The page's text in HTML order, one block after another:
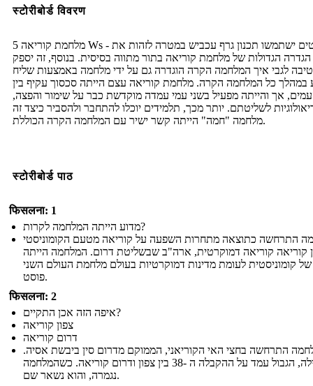
स्टोरीबोर्ड विवरण
מלחמת קוריאה 5 Ws - סטודנטים ישתמשו תכנון גרף עכביש במטרה לזהות את
הגדרה הגדולות של מלחמת קוריאה בתור מתווה בסיסית. בנוסף, זה יספק
לגבי איך המלחמה הקרה הוגדרה גם על ידי מלחמה באמצעות שליח
במהלך כל המלחמה הקרה. מלחמת קוריאה עצם הייתה סכסוך עקיף בין
אך והייתה מפעיל בשני עמי עמדה מוקדשת כבר על שימור והפצה,
לשליטתם. יותר מכך, תלמידים יוכלו להתחבר ולהסביר כיצד זה
מלחמה "חמה" הייתה קשר ישיר עם המלחמה הקרה הכוללת.
स्टोरीबोर्ड पाठ
फिसलना: 1
מדוע הייתה המלחמה לקרות?
התרחשה כתוצאה מתחרות השפעה על קוריאה מטעם הקומוניסטי
קוריאה קוריאה דמוקרטית, ארה"ב שבשליטת דרום. המלחמה הייתה
קומוניסטית לעומת מדינות דמוקרטיות בעולם מלחמת העולם השני
פוסט.
फिसलना: 2
איפה הזה אכן התקיים?
צפון קוריאה
דרום קוריאה
התרחשה בחצי האי הקוריאני, הממוקם מדרום סין ביבשת אסיה.
בתחילה, הגבול עמד על ההקבלה ה -38 בין צפון ודרום קוריאה. כשהמלחמה
נגמרה, והוא נשאר שם.